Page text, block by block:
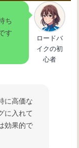
ち
す
ロードバ
イクの初
心者
に高価な
に入れて
効果的で